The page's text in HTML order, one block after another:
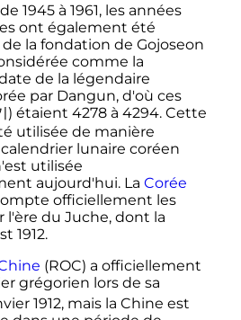
1945 à 1961, les années
ont également été
la fondation de Gojoseon
comme la
de la légendaire
par Dangun, d'où ces
) étaient 4278 à 4294. Cette
utilisée de manière
lunaire coréen
utilisée
aujourd'hui. La Corée
officiellement les
l'ère du Juche, dont la
1912.
(ROC) a officiellement
grégorien lors de sa
1912, mais la Chine est